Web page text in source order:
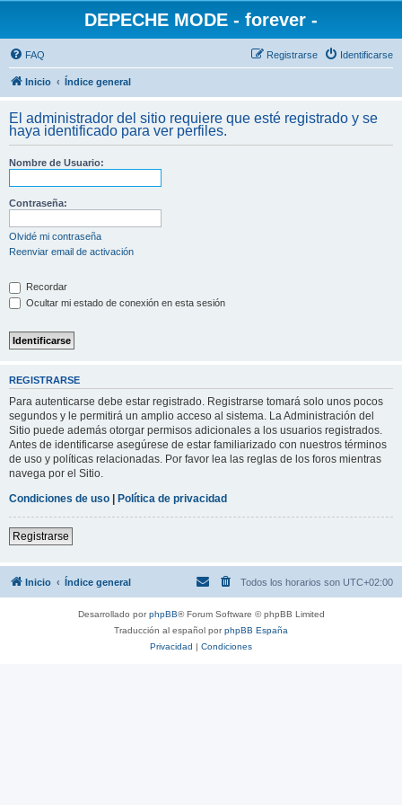
DEPECHE MODE - forever -
FAQ Identificarse
Registrarse
Inicio Índice general
El administrador del sitio requiere que esté registrado y se
haya identificado para ver perfiles.
Nombre de Usuario:
Contraseña:
Olvidé mi contraseña
Reenviar email de activación
Recordar
Ocultar mi estado de conexión en esta sesión
REGISTRARSE
Para autenticarse debe estar registrado. Registrarse tomará solo unos pocos
segundos y le permitirá un amplio acceso al sistema. La Administración del
Sitio puede además otorgar permisos adicionales a los usuarios registrados.
Antes de identificarse asegúrese de estar familiarizado con nuestros términos
de uso y políticas relacionadas. Por favor lea las reglas de los foros mientras
navega por el Sitio.
Condiciones de uso | Política de privacidad
Registrarse
Inicio Índice general Todos los horarios son UTC+02:00
Desarrollado porphpBB® Forum Software © phpBB Limited
Traducción al español porphpBB España
Privacidad | Condiciones